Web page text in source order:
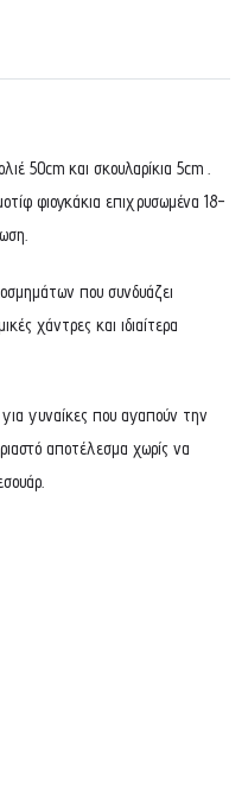
50cm και σκουλαρίκια 5cm .
φιογκάκια επιχρυσωμένα 18-
που συνδυάζει
χάντρες και ιδιαίτερα
για γυναίκες που αγαπούν την
αποτέλεσμα χωρίς να